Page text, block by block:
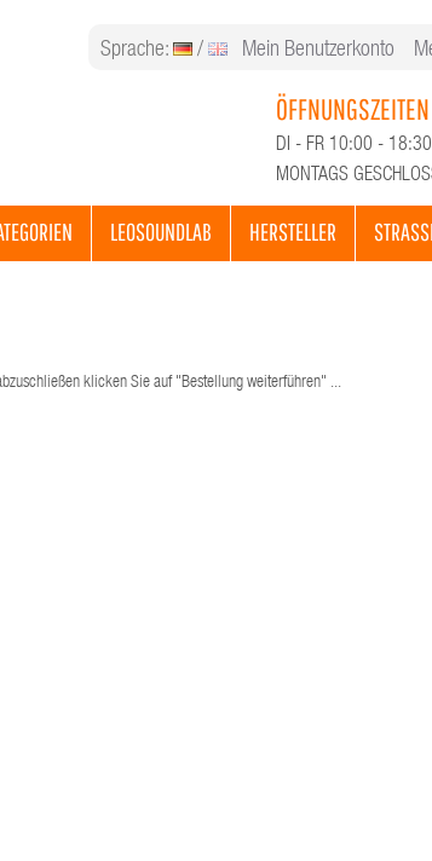
Sprache: / Mein Benutzerkonto
ÖFFNUNGSZEITEN
DI - FR 10:00 -
MONTAGS
LEOSOUNDLAB HERSTELLER
klicken Sie auf "Bestellung weiterführen" ...